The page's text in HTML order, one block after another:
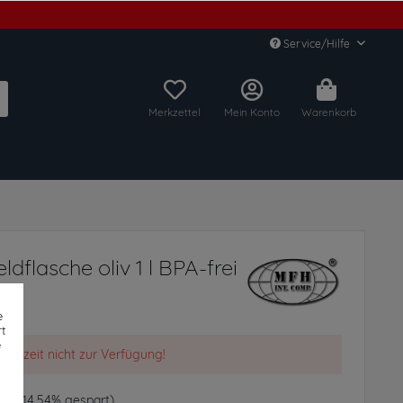
Service/Hilfe
Merkzettel Mein Konto Warenkorb
oliv 1 l BPA-frei
nicht zur Verfügung!